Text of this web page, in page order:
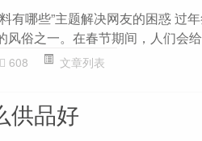
有哪些”主题解决网友的困惑 过
风俗之一。在春节期间，人们会
608 文章列表
供品好